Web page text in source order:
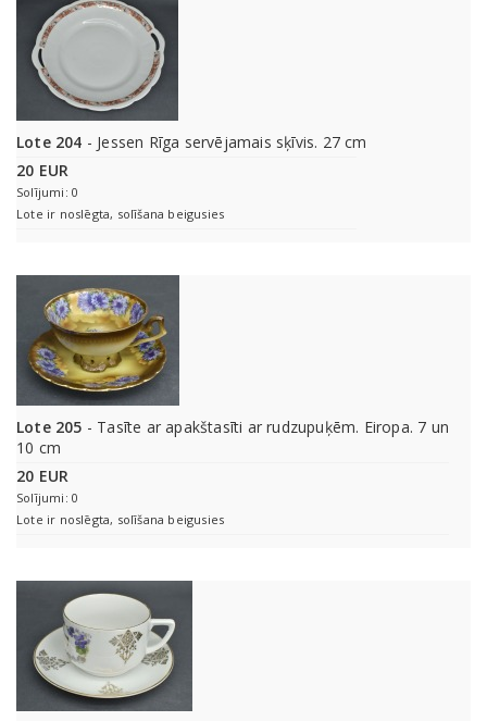
Lote 204 - Jessen Rīga servējamais sķīvis. 27 cm
20 EUR
Solījumi: 0
Lote ir noslēgta, solīšana beigusies
Lote 205 - Tasīte ar apakštasīti ar rudzupuķēm. Eiropa. 7 un
10 cm
20 EUR
Solījumi: 0
Lote ir noslēgta, solīšana beigusies